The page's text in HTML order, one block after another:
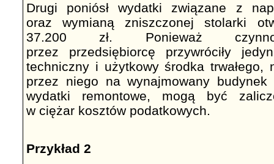
Drugi poniósł wydatki związane z
oraz wymianą zniszczonej stolarki
37.200 zł. Ponieważ
przez przedsiębiorcę przywróciły
techniczny i użytkowy środka trwałego,
przez niego na wynajmowany budynek
wydatki remontowe, mogą być
w ciężar kosztów podatkowych.
Przykład 2